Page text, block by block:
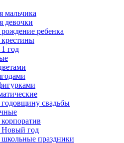
мальчика
девочки
ребенка
год
свадьбы
год
праздники